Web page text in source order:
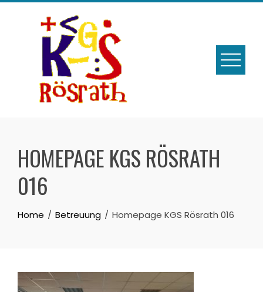
Skip
HOMEPAGE KGS RÖSRATH
016
Home Betreuung Homepage KGS Rösrath 016